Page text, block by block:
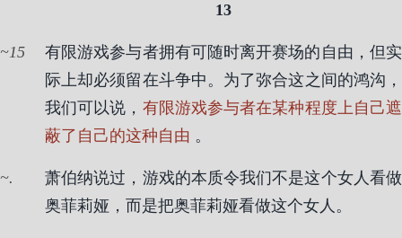
13
15
有限游戏参与者拥有可随时离开赛场的自由，但实
际上却必须留在斗争中。为了弥合这之间的鸿沟，
我们可以说， 有限游戏参与者在某种程度上自己遮
蔽了自己的这种自由 。
.
萧伯纳说过，游戏的本质令我们不是这个女人看做
奥菲莉娅，而是把奥菲莉娅看做这个女人。